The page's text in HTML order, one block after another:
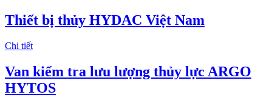
Thiết bị thủy HYDAC Việt Nam
Chi tiết
Van kiểm tra lưu lượng thủy lực ARGO
HYTOS